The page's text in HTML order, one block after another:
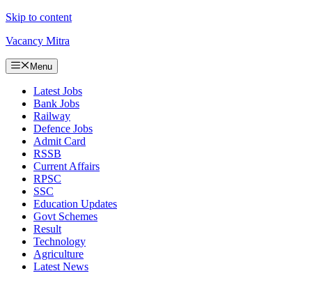
Skip to content
Vacancy Mitra
Menu
Latest Jobs
Bank Jobs
Railway
Defence Jobs
Admit Card
RSSB
Current Affairs
RPSC
SSC
Education Updates
Govt Schemes
Result
Technology
Agriculture
Latest News